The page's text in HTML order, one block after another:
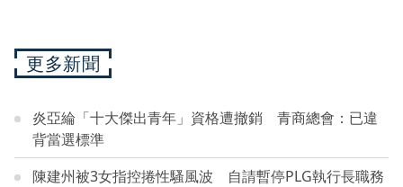
更多新聞
炎亞綸「十大傑出青年」資格遭撤銷 青商總會：已違
背當選標準
陳建州被3女指控捲性騷風波 自請暫停PLG執行長職務